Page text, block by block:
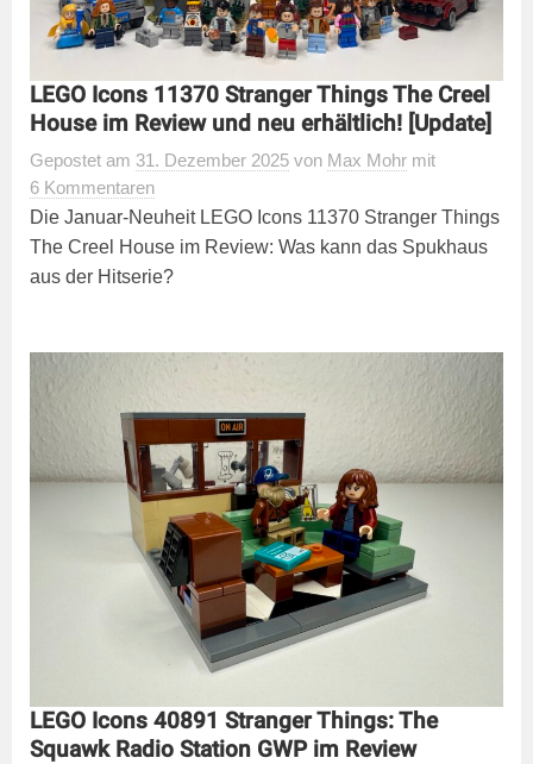
LEGO Icons 11370 Stranger Things The Creel
House im Review und neu erhältlich! [Update]
Gepostet am 31. Dezember 2025 von Max Mohr mit
6 Kommentaren
Die Januar-Neuheit LEGO Icons 11370 Stranger Things
The Creel House im Review: Was kann das Spukhaus
aus der Hitserie?
LEGO Icons 40891 Stranger Things: The
Squawk Radio Station GWP im Review